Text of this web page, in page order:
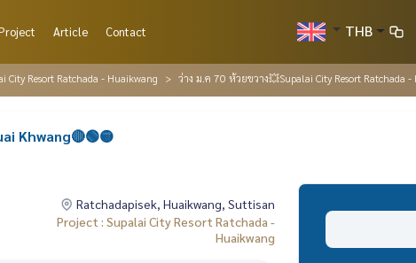
Article Contact THB
City Resort Ratchada - Huaikwang ว่าง ม.ค 70 ห้วยขวาง💥Supalai City Resort Ratchada
Khwang🔴🟢🟡
Ratchadapisek, Huaikwang, Suttisan
Project : Supalai City Resort Ratchada -
Huaikwang